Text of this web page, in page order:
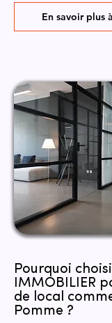
En savoir plus
Pourquoi
IMMOBILIER
de local
Pomme ?